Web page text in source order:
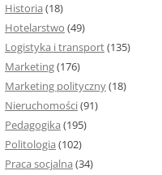
PRACY
DYPLOMOWEJ
Historia (18)
Hotelarstwo (49)
Logistyka i transport(135)
Marketing(176)
Marketing polityczny(18)
Nieruchomości(91)
Pedagogika (195)
Politologia (102)
Praca socjalna (34)